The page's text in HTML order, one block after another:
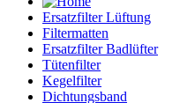
Ersatzfilter Lüftung
Filtermatten
Ersatzfilter Badlüfter
Tütenfilter
Kegelfilter
Dichtungsband